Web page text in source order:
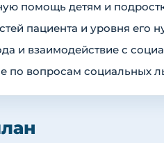
помощь детям и
пациента и уровня его
и взаимодействие с
по вопросам социальных